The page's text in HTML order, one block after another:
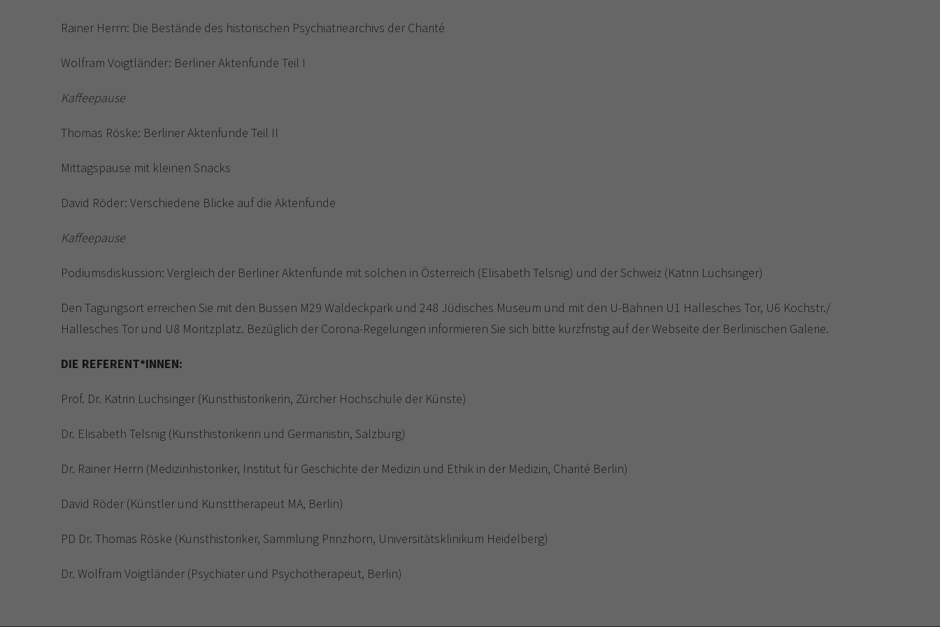
Rainer Herrn: Die Bestände des historischen Psychiatriearchivs der Charité
Wolfram Voigtländer: Berliner Aktenfunde Teil I
Kaffeepause
Thomas Röske: Berliner Aktenfunde Teil II
Mittagspause mit kleinen Snacks
David Röder: Verschiedene Blicke auf die Aktenfunde
Kaffeepause
Podiumsdiskussion: Vergleich der Berliner Aktenfunde mit solchen in Österreich (Elisabeth Telsnig) und der Schweiz (Katrin Luchsinger)
Den Tagungsort erreichen Sie mit den Bussen M29 Waldeckpark und 248 Jüdisches Museum und mit den U-Bahnen U1 Hallesches Tor, U6 Kochstr./
Hallesches Tor und U8 Moritzplatz. Bezüglich der Corona-Regelungen informieren Sie sich bitte kurzfristig auf der Webseite der Berlinischen Galerie.
DIE REFERENT*INNEN:
Prof. Dr. Katrin Luchsinger (Kunsthistorikerin, Zürcher Hochschule der Künste)
Dr. Elisabeth Telsnig (Kunsthistorikerin und Germanistin, Salzburg)
Dr. Rainer Herrn (Medizinhistoriker, Institut für Geschichte der Medizin und Ethik in der Medizin, Charité Berlin)
David Röder (Künstler und Kunsttherapeut MA, Berlin)
PD Dr. Thomas Röske (Kunsthistoriker, Sammlung Prinzhorn, Universitätsklinikum Heidelberg)
Dr. Wolfram Voigtländer (Psychiater und Psychotherapeut, Berlin)